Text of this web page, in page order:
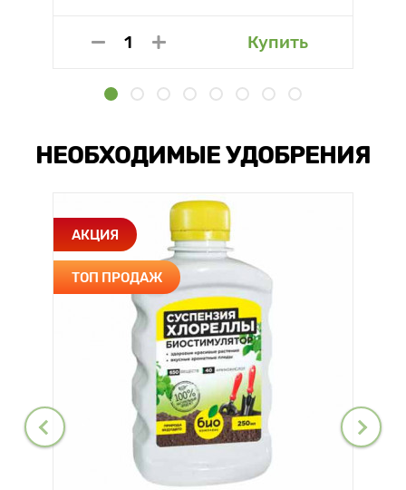
Купить
НЕОБХОДИМЫЕ УДОБРЕНИЯ
АКЦИЯ
ТОП ПРОДАЖ